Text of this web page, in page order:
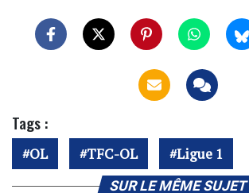
Tags :
OL TFC-OL Ligue 1
SUR LE MÊME SUJET